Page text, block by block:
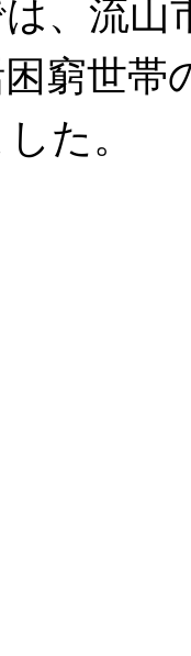
、流
窮世
た。